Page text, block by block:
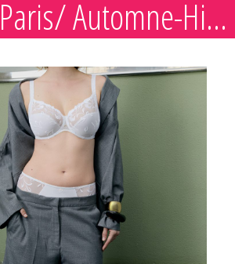
Chantelle Paris/ Automne-Hiver 2026